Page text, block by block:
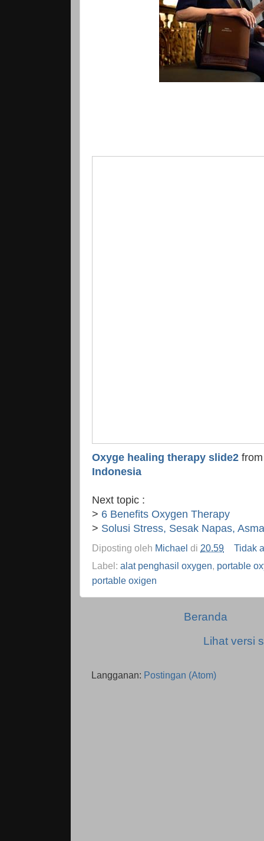
Oxyge healing therapy slide2
Indonesia
Next topic :
> 6 Benefits Oxygen Therapy
> Solusi Stress, Sesak Napas,
Diposting oleh Michael di 20.59
Tidak
Label: alat penghasil oxygen, portable
portable oxigen
Beranda
Lihat versi
Langganan: Postingan (Atom)